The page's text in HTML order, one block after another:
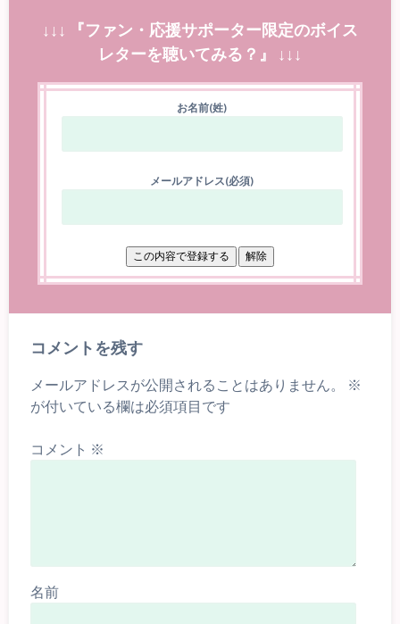
↓↓↓ 『ファン・応援サポーター限定のボイス
レターを聴いてみる？』 ↓↓↓
お名前(姓)
メールアドレス(必須)
コメントを残す
メールアドレスが公開されることはありません。
※
が付いている欄は必須項目です
コメント ※
名前